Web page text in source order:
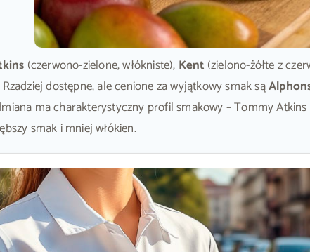
(czerwono-zielone, włókniste), Kent (zielono-żółte z
dostępne, ale cenione za wyjątkowy smak są
ma charakterystyczny profil smakowy – Tommy
smak i mniej włókien.